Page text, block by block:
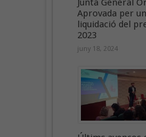
Junta General
Aprovada per
liquidació del
2023
juny 18, 2024